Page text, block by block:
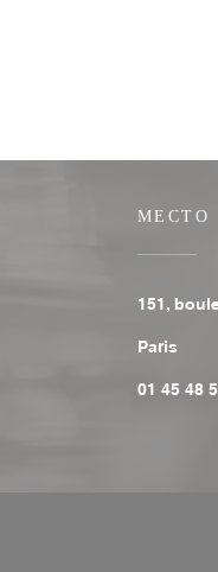
МЕСТО
151,
Paris
01 45 48